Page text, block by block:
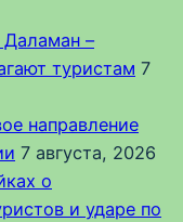
–
туристам 7
направление
7 августа, 2026
о
и ударе по